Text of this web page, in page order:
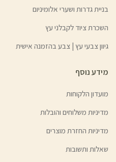
בניית גדרות ושערי אלומיניום
השכרת ציוד לקבלני עץ
גיוון צבעי עץ | צבע בהזמנה אישית
מידע נוסף
מועדון הלקוחות
מדיניות משלוחים והובלות
מדיניות החזרת מוצרים
שאלות ותשובות